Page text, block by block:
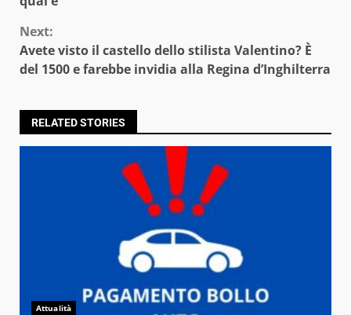
Next:
Avete visto il castello dello stilista Valentino? È
del 1500 e farebbe invidia alla Regina d’Inghilterra
RELATED STORIES
Attualità